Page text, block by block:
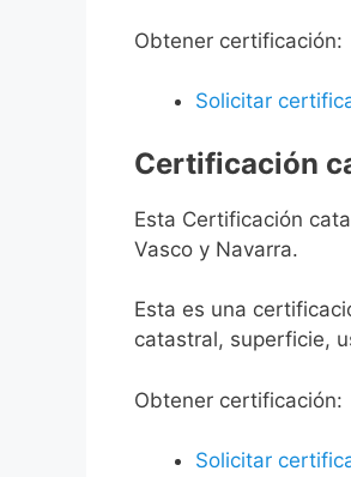
Obtener certificación:
Solicitar
Certificación
Esta Certificación
Vasco y Navarra.
Esta es una
catastral, superficie,
Obtener certificación:
Solicitar